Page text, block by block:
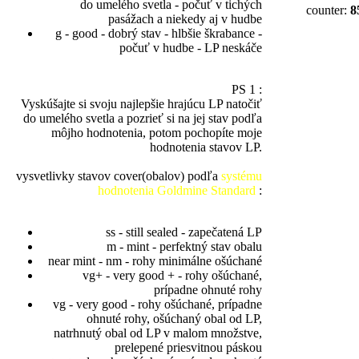
do umelého svetla - počuť v tichých
pasážach a niekedy aj v hudbe
g - good - dobrý stav - hlbšie škrabance -
počuť v hudbe - LP neskáče
PS 1 :
Vyskúšajte si svoju najlepšie hrajúcu LP natočiť
do umelého svetla a pozrieť si na jej stav podľa
môjho hodnotenia, potom pochopíte moje
hodnotenia stavov LP.
vysvetlivky stavov cover(obalov) podľa systému
hodnotenia Goldmine Standard :
ss - still sealed - zapečatená LP
m - mint - perfektný stav obalu
near mint - nm - rohy minimálne ošúchané
vg+ - very good + - rohy ošúchané,
prípadne ohnuté rohy
vg - very good - rohy ošúchané, prípadne
ohnuté rohy, ošúchaný obal od LP,
natrhnutý obal od LP v malom množstve,
prelepené priesvitnou páskou
counter: